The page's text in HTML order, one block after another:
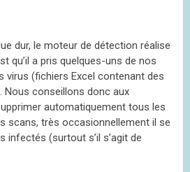
dur, le moteur de détection réalise
qu’il a pris quelques-uns de nos
virus (fichiers Excel contenant des
Nous conseillons donc aux
automatiquement tous les
scans, très occasionnellement il se
infectés (surtout s’il s’agit de